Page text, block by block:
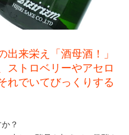
出来栄え「酒母酒！」
ストロベリーやアセロ
れでいてびっくりする
？